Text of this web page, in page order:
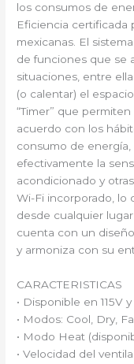
los consumos de
Eficiencia certificada
mexicanas. El
de funciones que se
situaciones, entre
(o calentar) el
“Timer” que
acuerdo con los
consumo de energía,
efectivamente la
acondicionado y
Wi-Fi incorporado, lo
desde cualquier
cuenta con un
y armoniza con su
CARACTERISTICAS
• Disponible en 115V
• Modos: Cool, Dry,
• Modo Heat
• Velocidad del